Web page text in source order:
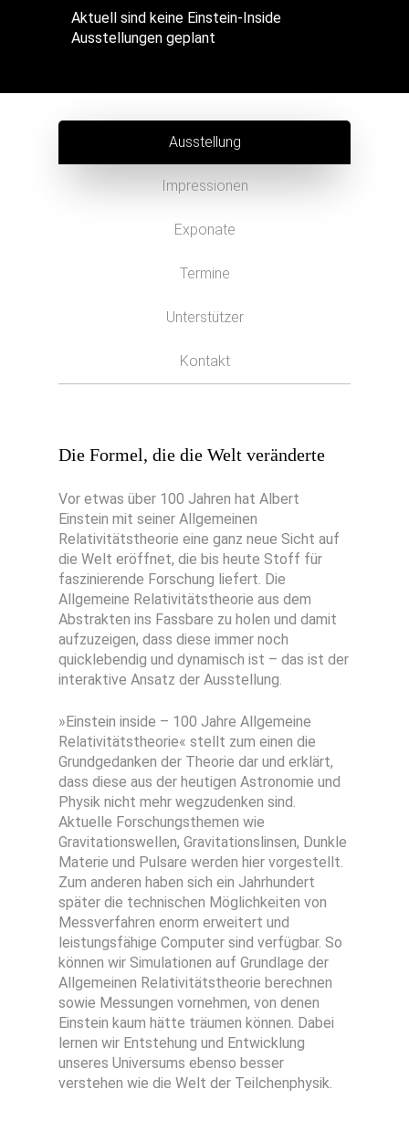
Aktuell sind keine Einstein-Inside
Ausstellungen geplant
Ausstellung
Impressionen
Exponate
Termine
Unterstützer
Kontakt
Die Formel, die die Welt veränderte
Vor etwas über 100 Jahren hat Albert
Einstein mit seiner Allgemeinen
Relativitätstheorie eine ganz neue Sicht auf
die Welt eröffnet, die bis heute Stoff für
faszinierende Forschung liefert. Die
Allgemeine Relativitätstheorie aus dem
Abstrakten ins Fassbare zu holen und damit
aufzuzeigen, dass diese immer noch
quicklebendig und dynamisch ist – das ist der
interaktive Ansatz der Ausstellung.
»Einstein inside – 100 Jahre Allgemeine
Relativitätstheorie« stellt zum einen die
Grundgedanken der Theorie dar und erklärt,
dass diese aus der heutigen Astronomie und
Physik nicht mehr wegzudenken sind.
Aktuelle Forschungsthemen wie
Gravitationswellen, Gravitationslinsen, Dunkle
Materie und Pulsare werden hier vorgestellt.
Zum anderen haben sich ein Jahrhundert
später die technischen Möglichkeiten von
Messverfahren enorm erweitert und
leistungsfähige Computer sind verfügbar. So
können wir Simulationen auf Grundlage der
Allgemeinen Relativitätstheorie berechnen
sowie Messungen vornehmen, von denen
Einstein kaum hätte träumen können. Dabei
lernen wir Entstehung und Entwicklung
unseres Universums ebenso besser
verstehen wie die Welt der Teilchenphysik.